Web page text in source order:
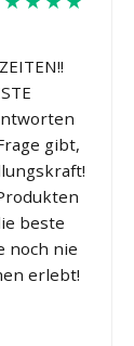
gibt,
beste
noch nie
erlebt!